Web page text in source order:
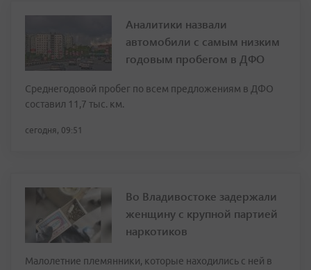
Аналитики назвали
автомобили с самым низким
годовым пробегом в ДФО
Среднегодовой пробег по всем предложениям в ДФО
составил 11,7 тыс. км.
сегодня, 09:51
Во Владивостоке задержали
женщину с крупной партией
наркотиков
Малолетние племянники, которые находились с ней в